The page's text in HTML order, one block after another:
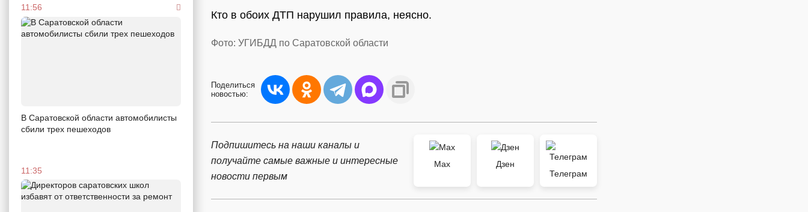
11:56
В Саратовской области автомобилисты
сбили трех пешеходов
11:35
Кто в обоих ДТП нарушил правила, неясно.
Фото: УГИБДД по Саратовской области
Поделиться
новостью:
Подпишитесь на наши каналы и
получайте самые важные и интересные
новости первым
Max
Дзен
Телеграм